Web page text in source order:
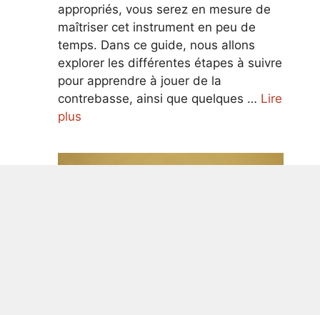
appropriés, vous serez en mesure de
maîtriser cet instrument en peu de
temps. Dans ce guide, nous allons
explorer les différentes étapes à suivre
pour apprendre à jouer de la
contrebasse, ainsi que quelques … Lire
plus